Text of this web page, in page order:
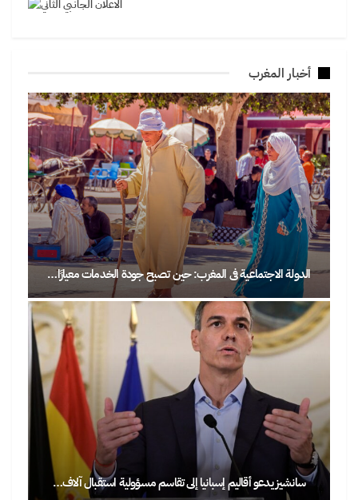
أخبار المغرب
الدولة الاجتماعية في المغرب: حين تصبح جودة الخدمات معيارًا…
سانشيز يدعو أقاليم إسبانيا إلى تقاسم مسؤولية استقبال آلاف…